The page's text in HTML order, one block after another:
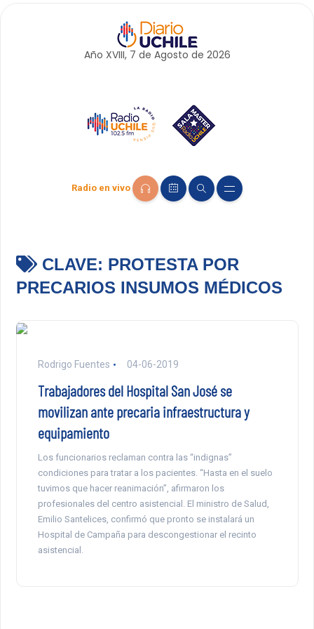
Año XVIII, 7 de Agosto de 2026
Radio en vivo
CLAVE: PROTESTA POR
PRECARIOS INSUMOS MÉDICOS
Rodrigo Fuentes 04-06-2019
Trabajadores del Hospital San José se
movilizan ante precaria infraestructura y
equipamiento
Los funcionarios reclaman contra las “indignas”
condiciones para tratar a los pacientes. “Hasta en el suelo
tuvimos que hacer reanimación”, afirmaron los
profesionales del centro asistencial. El ministro de Salud,
Emilio Santelices, confirmó que pronto se instalará un
Hospital de Campaña para descongestionar el recinto
asistencial.